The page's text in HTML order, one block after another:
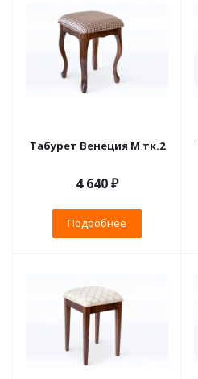
Табурет Венеция М тк.2
4 640 ₽
Подробнее